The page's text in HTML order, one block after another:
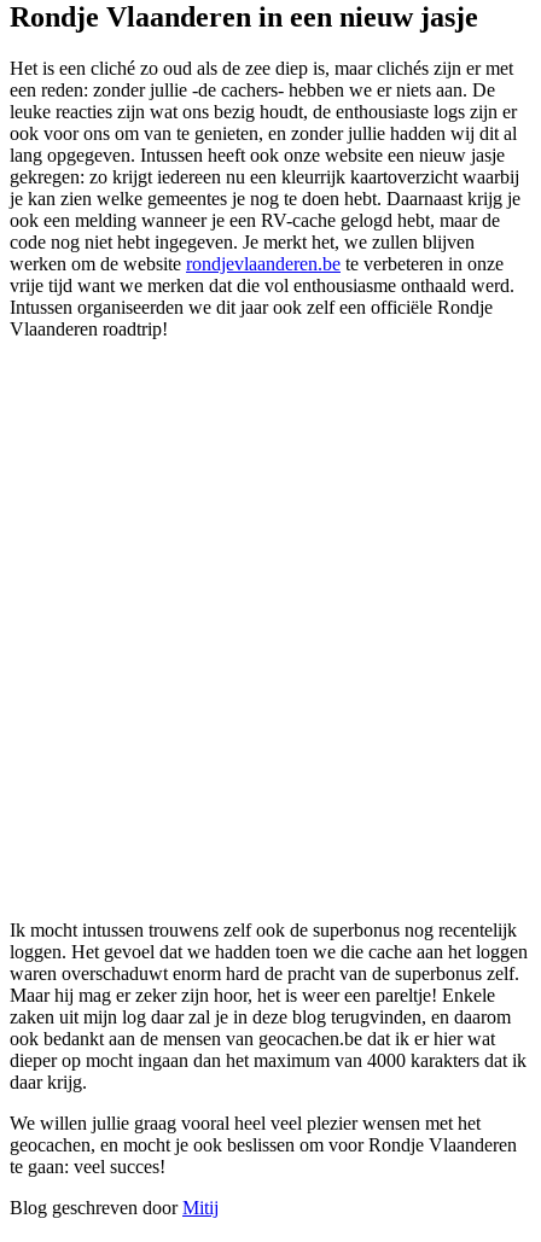
Rondje Vlaanderen in een nieuw jasje
Het is een cliché zo oud als de zee diep is, maar clichés zijn er met
een reden: zonder jullie -de cachers- hebben we er niets aan. De
leuke reacties zijn wat ons bezig houdt, de enthousiaste logs zijn er
ook voor ons om van te genieten, en zonder jullie hadden wij dit al
lang opgegeven. Intussen heeft ook onze website een nieuw jasje
gekregen: zo krijgt iedereen nu een kleurrijk kaartoverzicht waarbij
je kan zien welke gemeentes je nog te doen hebt. Daarnaast krijg je
ook een melding wanneer je een RV-cache gelogd hebt, maar de
code nog niet hebt ingegeven. Je merkt het, we zullen blijven
werken om de website rondjevlaanderen.be te verbeteren in onze
vrije tijd want we merken dat die vol enthousiasme onthaald werd.
Intussen organiseerden we dit jaar ook zelf een officiële Rondje
Vlaanderen roadtrip!
Ik mocht intussen trouwens zelf ook de superbonus nog recentelijk
loggen. Het gevoel dat we hadden toen we die cache aan het loggen
waren overschaduwt enorm hard de pracht van de superbonus zelf.
Maar hij mag er zeker zijn hoor, het is weer een pareltje! Enkele
zaken uit mijn log daar zal je in deze blog terugvinden, en daarom
ook bedankt aan de mensen van geocachen.be dat ik er hier wat
dieper op mocht ingaan dan het maximum van 4000 karakters dat ik
daar krijg.
We willen jullie graag vooral heel veel plezier wensen met het
geocachen, en mocht je ook beslissen om voor Rondje Vlaanderen
te gaan: veel succes!
Blog geschreven doorMitij